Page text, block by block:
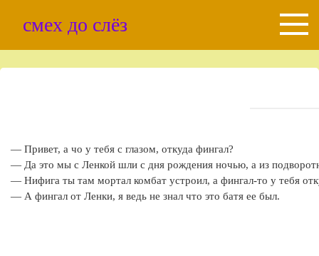
смех до слёз
— Привет, а чо у тебя с глазом, откуда фингал?
— Да это мы с Ленкой шли с дня рождения ночью, а из
— Нифига ты там мортал комбат устроил, а фингал-то у тебя
— А фингал от Ленки, я ведь не знал что это батя ее был.